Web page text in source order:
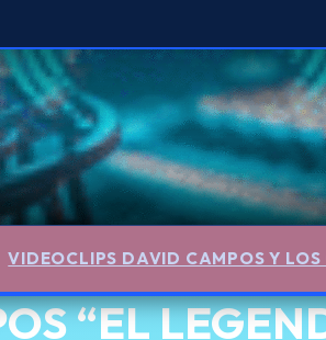
VIDEOCLIPS DAVID CAMPOS Y LOS
“EL